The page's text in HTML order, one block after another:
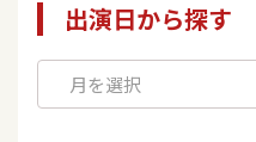
出演日から探す